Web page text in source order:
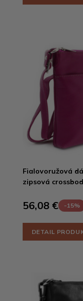
Fialovoružová
zipsová
56,08 € -15%
DETAIL